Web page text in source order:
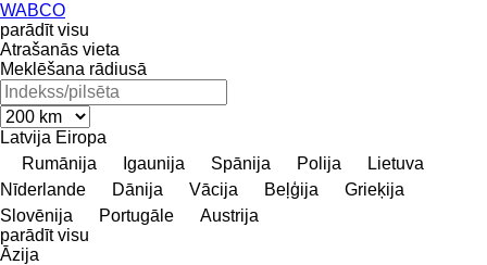
WABCO
parādīt visu
Atrašanās vieta
Meklēšana rādiusā
Latvija Eiropa
Rumānija
Igaunija Spānija Polija
Lietuva
Nīderlande
Dānija Vācija Beļģija
Grieķija
Slovēnija
Portugāle
Austrija
parādīt visu
Āzija